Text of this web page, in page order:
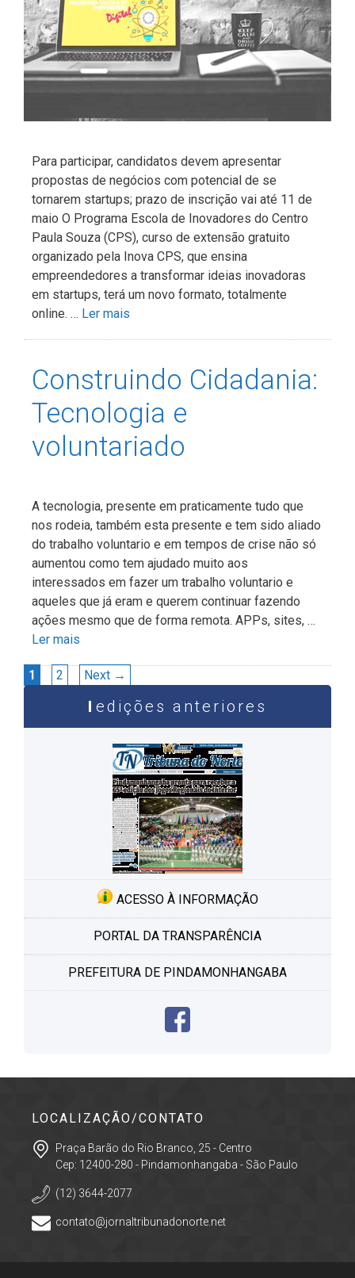
Para participar, candidatos devem apresentar
propostas de negócios com potencial de se
tornarem startups; prazo de inscrição vai até 11 de
maio O Programa Escola de Inovadores do Centro
Paula Souza (CPS), curso de extensão gratuito
organizado pela Inova CPS, que ensina
empreendedores a transformar ideias inovadoras
em startups, terá um novo formato, totalmente
online. … Ler mais
Construindo Cidadania:
Tecnologia e
voluntariado
A tecnologia, presente em praticamente tudo que
nos rodeia, também esta presente e tem sido aliado
do trabalho voluntario e em tempos de crise não só
aumentou como tem ajudado muito aos
interessados em fazer um trabalho voluntario e
aqueles que já eram e querem continuar fazendo
ações mesmo que de forma remota. APPs, sites, …
Ler mais
Navegação
de
Page
1 Page
2 Next →
edições anteriores
ACESSO À INFORMAÇÃO
PORTAL DA TRANSPARÊNCIA
PREFEITURA DE PINDAMONHANGABA
LOCALIZAÇÃO/CONTATO
Praça Barão do Rio Branco, 25 - Centro
Cep: 12400-280 - Pindamonhangaba - São Paulo
(12) 3644-2077
contato@jornaltribunadonorte.net